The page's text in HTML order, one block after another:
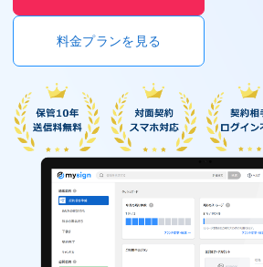
料金プランを見る